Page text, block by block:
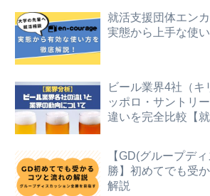
就活支援団体エン
実態から上手な使
ビール業界4社（キ
ッポロ・サントリ
違いを完全比較【
【GD(グループデ
勝】初めてでも受
解説